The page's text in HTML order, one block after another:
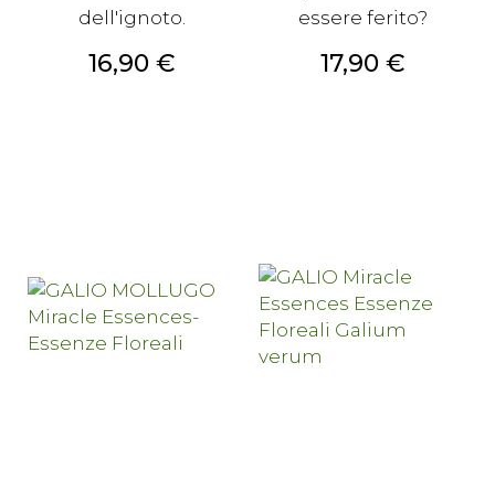
dell'ignoto.
Prezzo
16,90 €
essere ferito?
Prezzo
17,90 €